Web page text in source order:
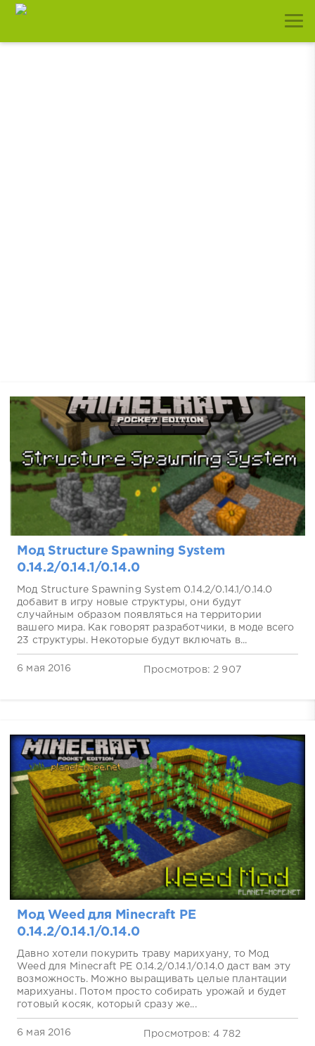
Мод Structure Spawning System
0.14.2/0.14.1/0.14.0
Мод Structure Spawning System 0.14.2/0.14.1/0.14.0
добавит в игру новые структуры, они будут
случайным образом появляться на территории
вашего мира. Как говорят разработчики, в моде всего
23 структуры. Некоторые будут включать в...
6 мая 2016 Просмотров: 2 907
Мод Weed для Minecraft PE
0.14.2/0.14.1/0.14.0
Давно хотели покурить траву марихуану, то Мод
Weed для Minecraft PE 0.14.2/0.14.1/0.14.0 даст вам эту
возможность. Можно выращивать целые плантации
марихуаны. Потом просто собирать урожай и будет
готовый косяк, который сразу же...
6 мая 2016 Просмотров: 4 782